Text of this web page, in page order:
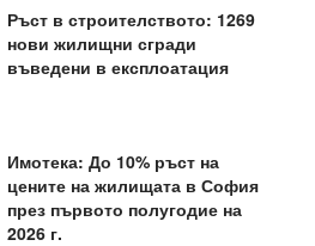
Ръст в строителството: 1269
нови жилищни сгради
въведени в експлоатация
Имотека: До 10% ръст на
цените на жилищата в София
през първото полугодие на
2026 г.